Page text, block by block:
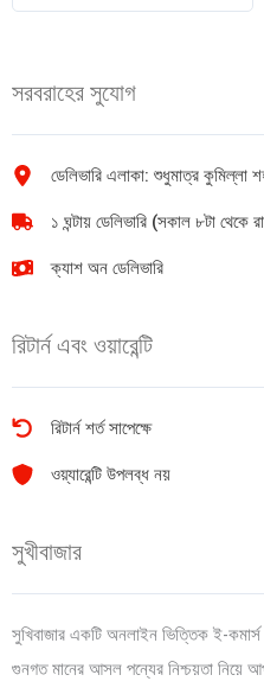
এক্সট্রা
হেয়ারফল
quantity
সরবরাহের সুযোগ
ডেলিভারি এলাকা: শুধুমাত্র কুমিল্লা
১ ঘন্টায় ডেলিভারি (সকাল ৮টা থেকে
ক্যাশ অন ডেলিভারি
রিটার্ন এবং ওয়ারেন্টি
রিটার্ন শর্ত সাপেক্ষে
ওয়্যারেন্টি উপলব্ধ নয়
সুখীবাজার
সুখিবাজার একটি অনলাইন ভিত্তিক ই-
গুনগত মানের আসল পন্যের নিশ্চয়তা নিয়ে